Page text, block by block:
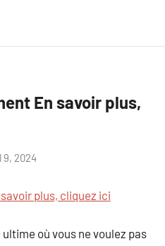
En savoir plus,
9, 2024
savoir plus, cliquez ici
où vous ne voulez pas